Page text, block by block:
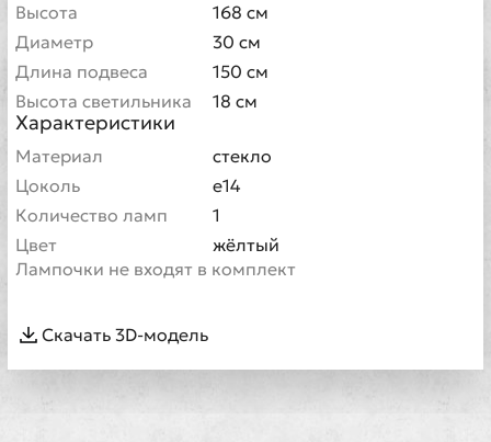
Высота
168 см
Диаметр
30 см
Длина подвеса
150 см
Высота светильника
18 см
Характеристики
Материал
стекло
Цоколь
е14
Количество ламп
1
Цвет
жёлтый
Лампочки не входят в комплект
Скачать 3D-модель